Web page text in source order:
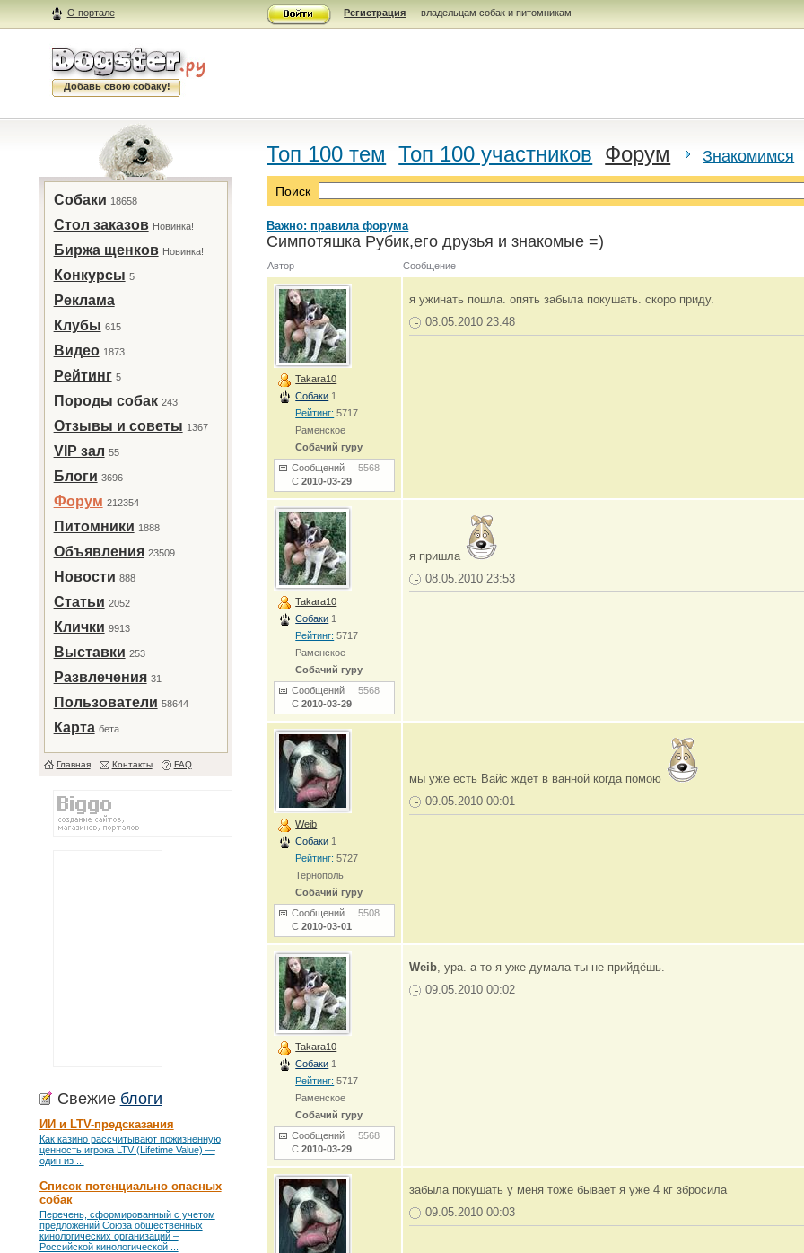
О портале Регистрация — владельцам собак и питомникам
Добавь свою собаку!
Собаки 18658
Стол заказов Новинка!
Биржа щенков Новинка!
Конкурсы 5
Реклама
Клубы 615
Видео 1873
Рейтинг 5
Породы собак 243
Отзывы и советы 1367
VIP зал 55
Блоги 3696
Форум 212354
Питомники 1888
Объявления 23509
Новости 888
Статьи 2052
Клички 9913
Выставки 253
Развлечения 31
Пользователи 58644
Карта бета
Главная Контакты FAQ
Свежие блоги
ИИ и LTV-предсказания
Как казино рассчитывают пожизненную
ценность игрока LTV (Lifetime Value) —
один из ...
Список потенциально опасных
собак
Перечень, сформированный с учетом
предложений Союза общественных
кинологических организаций –
Российской кинологической ...
Топ 100 тем Топ 100 участников Форум Знакомимся
Поиск
Важно: правила форума
Симпотяшка Рубик,его друзья и знакомые =)
Автор Сообщение
Takara10
Собаки 1
Рейтинг: 5717
Раменское
Собачий гуру
Сообщений5568
С2010-03-29
я ужинать пошла. опять забыла покушать. скоро приду.
08.05.2010 23:48
Takara10
Собаки 1
Рейтинг: 5717
Раменское
Собачий гуру
Сообщений5568
С2010-03-29
я пришла
08.05.2010 23:53
Weib
Собаки 1
Рейтинг: 5727
Тернополь
Собачий гуру
Сообщений5508
С2010-03-01
мы уже есть Вайс ждет в ванной когда помою
09.05.2010 00:01
Takara10
Собаки 1
Рейтинг: 5717
Раменское
Собачий гуру
Сообщений5568
С2010-03-29
Weib, ура. а то я уже думала ты не прийдёшь.
09.05.2010 00:02
забыла покушать у меня тоже бывает я уже 4 кг збросила
09.05.2010 00:03